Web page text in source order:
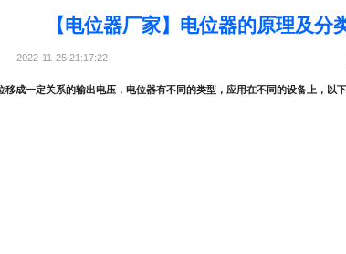
【电位器厂家】电位器的原理及分
2022-11-25 21:17:22
成一定关系的输出电压，电位器有不同的类型，应用在不同的设备上，以